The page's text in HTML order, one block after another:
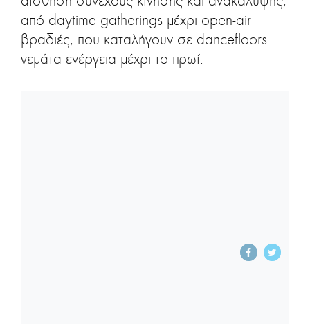
από daytime gatherings μέχρι open-air
βραδιές, που καταλήγουν σε dancefloors
γεμάτα ενέργεια μέχρι το πρωί.